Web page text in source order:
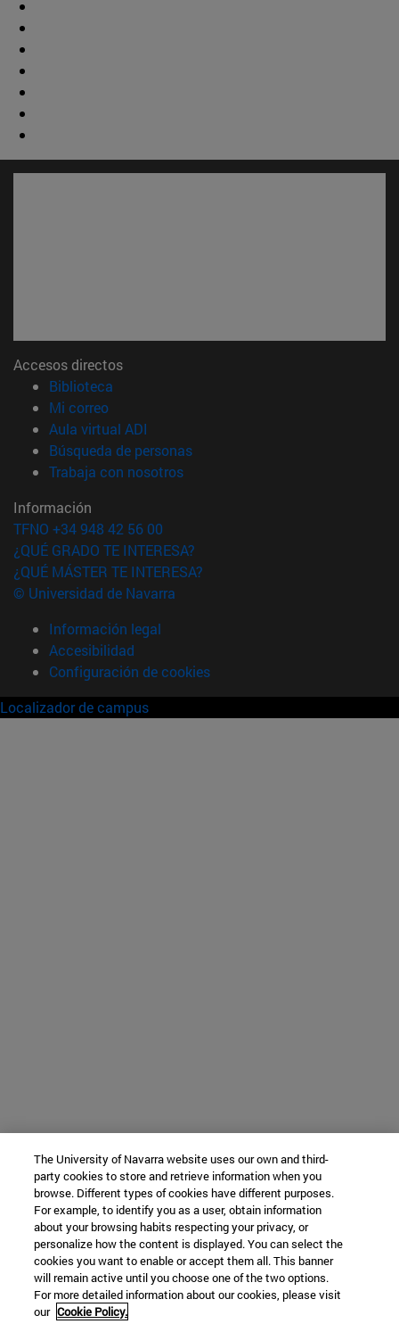
Accesos directos
Biblioteca
Mi correo(abre en nueva ventana)
Aula virtual ADI
Búsqueda de personas(abre en nueva ventana)
Trabaja con nosotros(abre en nueva ventana)
Información
TFNO +34 948 42 56 00
¿QUÉ GRADO TE INTERESA?
¿QUÉ MÁSTER TE INTERESA?
© Universidad de Navarra
Información legal
Accesibilidad
Configuración de cookies
Localizador de campus
The University of Navarra website uses our own and third-
party cookies to store and retrieve information when you
browse. Different types of cookies have different purposes.
For example, to identify you as a user, obtain information
about your browsing habits respecting your privacy, or
personalize how the content is displayed. You can select the
cookies you want to enable or accept them all. This banner
will remain active until you choose one of the two options.
For more detailed information about our cookies, please visit
our Cookie Policy.